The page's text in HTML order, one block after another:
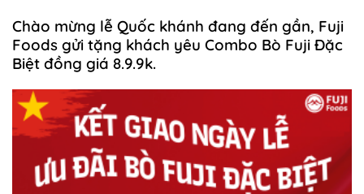
Chào mừng lễ Quốc khánh đang đến gần, Fuji
Foods gửi tặng khách yêu Combo Bò Fuji Đặc
Biệt đồng giá 8.9.9k.